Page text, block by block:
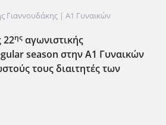
Γιαννουδάκης | Α1 Γυναικών
22ης αγωνιστικής
season στην Α1 Γυναικών
τους διαιτητές των